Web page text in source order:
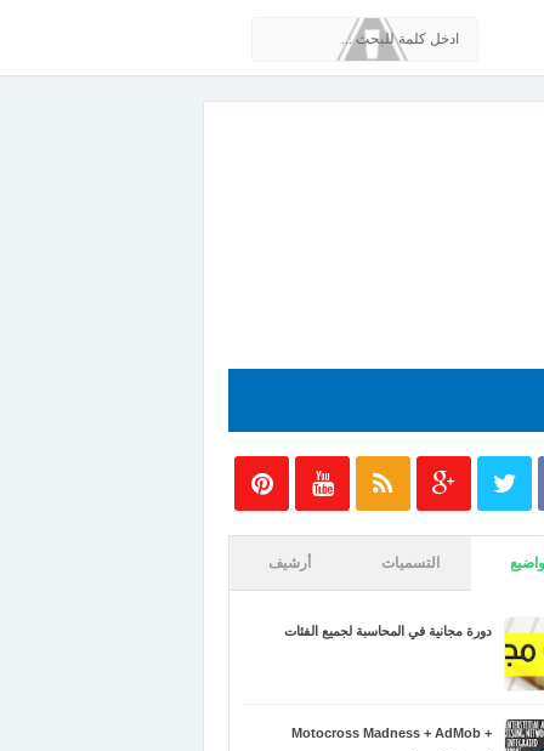
التسميات أرشيف
دورة مجانية في المحاسبة لجميع الفئات
Motocross Madness + AdMob +